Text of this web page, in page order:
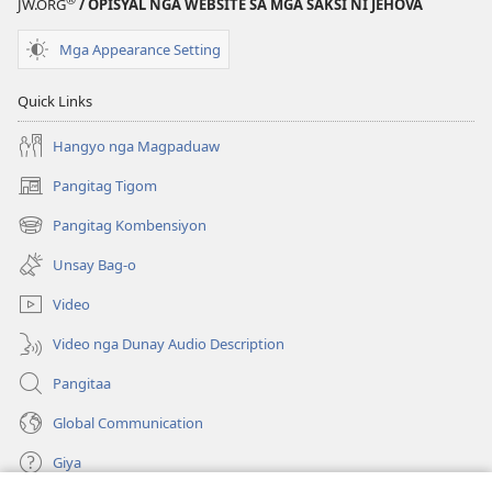
JW.ORG / OPISYAL NGA WEBSITE SA MGA SAKSI NI JEHOVA
Mga Appearance Setting
Quick Links
Hangyo nga Magpaduaw
Pangitag Tigom
(mo-
open
ug
bag-
ong
window)
Pangitag Kombensiyon
(mo-
open
ug
bag-
ong
window)
Unsay Bag-o
Video
Video nga Dunay Audio Description
Pangitaa
Global Communication
Giya